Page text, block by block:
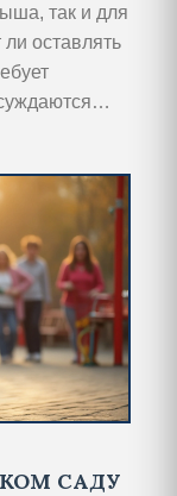
так и для
оставлять
с этой
обратить
САДУ